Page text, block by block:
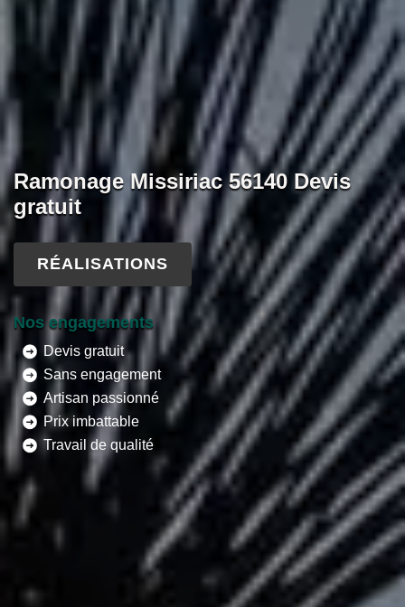
Ramonage Missiriac 56140 Devis
gratuit
RÉALISATIONS
Nos engagements
Devis gratuit
Sans engagement
Artisan passionné
Prix imbattable
Travail de qualité